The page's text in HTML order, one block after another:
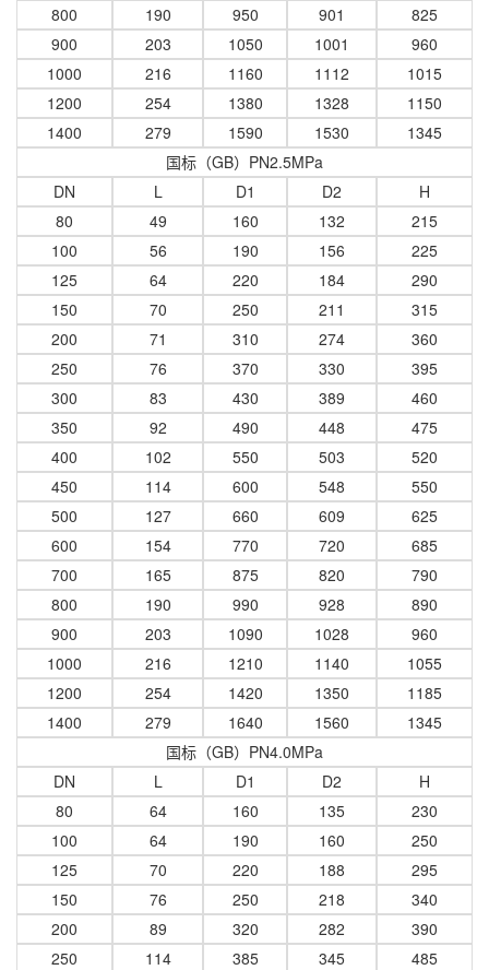
800 190 950 901
825
900
203 1050 1001
960
1000
216 1160 1112
1015
1200
254 1380 1328
1150
1400
279 1590 1530
1345
国标（GB）PN2.5MPa
DN
L D1 D2
H
80
49 160 132
215
100
56 190 156
225
125
64 220 184
290
150
70 250 211
315
200
71 310 274
360
250
76 370 330
395
300
83 430 389
460
350
92 490 448
475
400
102 550 503
520
450
114 600 548
550
500
127 660 609
625
600
154 770 720
685
700
165 875 820
790
800
190 990 928
890
900
203 1090 1028
960
1000
216 1210 1140
1055
1200
254 1420 1350
1185
1400
279 1640 1560
1345
国标（GB）PN4.0MPa
DN
L D1 D2
H
80
64 160 135
230
100
64 190 160
250
125
70 220 188
295
150
76 250 218
340
200
89 320 282
390
250
114 385 345
485